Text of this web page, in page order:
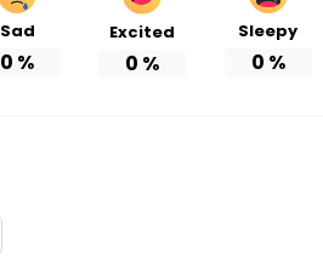
Sad
0 %
Excited
0 %
Sleepy
0 %